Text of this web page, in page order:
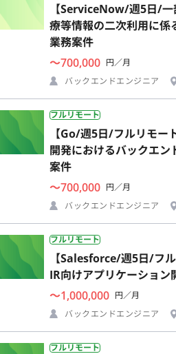
【ServiceNow/週5日/
療等情報の二次利用に係
業務案件
〜700,000 円／月
バックエンドエンジニア
フルリモート
【Go/週5日/フルリモー
開発におけるバックエ
案件
〜700,000 円／月
バックエンドエンジニア
フルリモート
【Salesforce/週5日/フ
IR向けアプリケーション
〜1,000,000 円／月
バックエンドエンジニア
フルリモート